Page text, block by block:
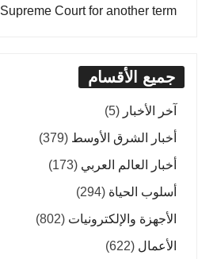
Supreme Court for another term
جميع الأقسام
آخر الأخبار (5)
أخبار الشرق الأوسط (379)
أخبار العالم العربي (173)
أسلوب الحياة (294)
الأجهزة والإلكترونيات (802)
الأعمال (622)